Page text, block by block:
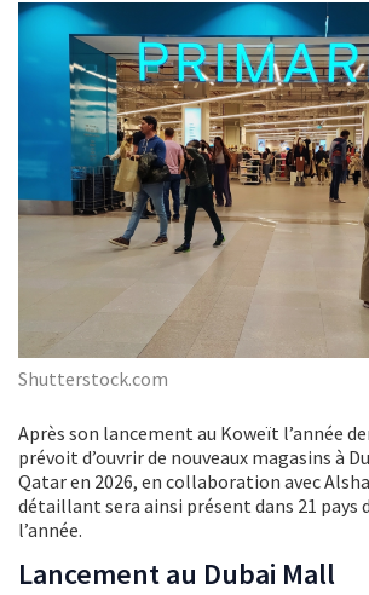
Shutterstock.com
Après son lancement au Koweït l’année
prévoit d’ouvrir de nouveaux magasins à
Qatar en 2026, en collaboration avec
détaillant sera ainsi présent dans 21 pays
l’année.
Lancement au Dubai Mall